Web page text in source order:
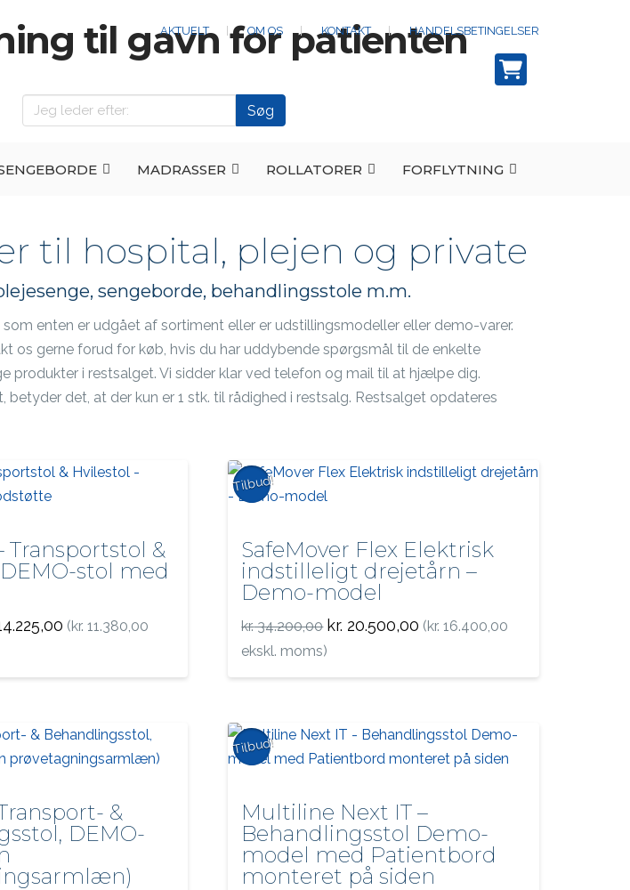
AKTUELT OM OS KONTAKT HANDELSBETINGELSER
Søg
MADRASSER ROLLATORER FORFLYTNING
til hospital, plejen og private
sengeborde, behandlingsstole m.m.
enten er udgået af sortiment eller er udstillingsmodeller eller demo-varer.
os gerne forud for køb, hvis du har uddybende spørgsmål til de enkelte
produkter i restsalget. Vi sidder klar ved telefon og mail til at hjælpe dig.
det, at der kun er 1 stk. til rådighed i restsalg. Restsalget opdateres
Transportstol &
stol med
Den
aktuelle
kr. 14.225,00.
(kr. 11.380,00
Tilbud!
SafeMover Flex Elektrisk
indstilleligt drejetårn –
Demo-model
kr.34.200,00 Den
oprindelige
pris
kr. 34.200,00.
kr. 20.500,00 Den
aktuelle
kr. 20.500,00.
(kr. 16.400,00
ekskl. moms)
&
DEMO-
Tilbud!
Multiline Next IT –
Behandlingsstol Demo-
model med Patientbord
monteret på siden